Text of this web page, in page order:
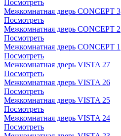
Посмотреть
Межкомнатная дверь CONCEPT 3
Посмотреть
Межкомнатная дверь CONCEPT 2
Посмотреть
Межкомнатная дверь CONCEPT 1
Посмотреть
Межкомнатная дверь VISTA 27
Посмотреть
Межкомнатная дверь VISTA 26
Посмотреть
Межкомнатная дверь VISTA 25
Посмотреть
Межкомнатная дверь VISTA 24
Посмотреть